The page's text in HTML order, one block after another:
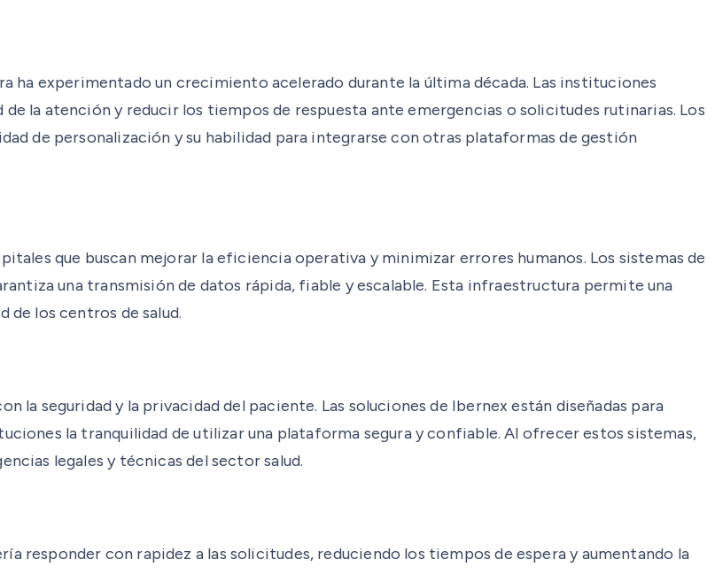
ha experimentado un crecimiento acelerado durante la última década. Las instituciones
la atención y reducir los tiempos de respuesta ante emergencias o solicitudes rutinarias. Los
de personalización y su habilidad para integrarse con otras plataformas de gestión
que buscan mejorar la eficiencia operativa y minimizar errores humanos. Los sistemas de
una transmisión de datos rápida, fiable y escalable. Esta infraestructura permite una
de los centros de salud.
la seguridad y la privacidad del paciente. Las soluciones de Ibernex están diseñadas para
la tranquilidad de utilizar una plataforma segura y confiable. Al ofrecer estos sistemas,
legales y técnicas del sector salud.
responder con rapidez a las solicitudes, reduciendo los tiempos de espera y aumentando la